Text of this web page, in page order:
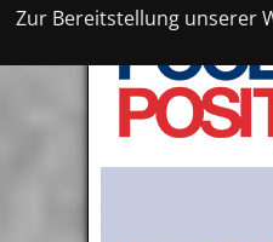
Zur Bereitstellung unserer